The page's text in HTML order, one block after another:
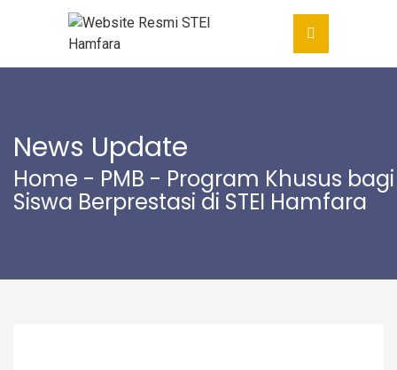
News Update
Home - PMB - Program Khusus bagi
Siswa Berprestasi di STEI Hamfara